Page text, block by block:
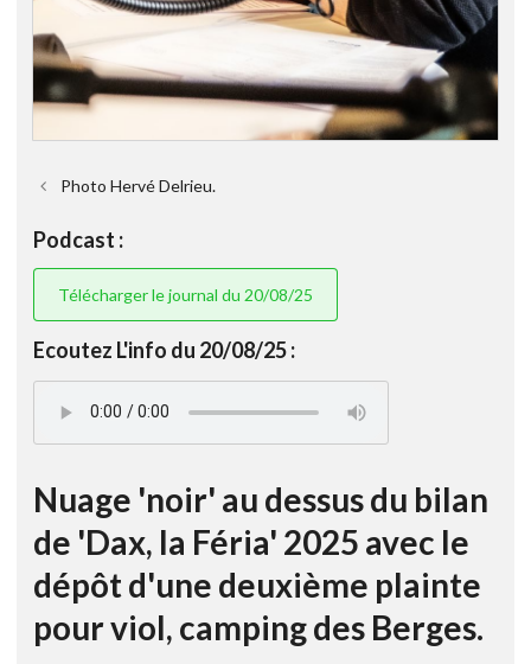
Photo Hervé Delrieu.
Podcast :
Télécharger le journal du 20/08/25
Ecoutez L'info du 20/08/25 :
Nuage 'noir' au dessus du bilan
de 'Dax, la Féria' 2025 avec le
dépôt d'une deuxième plainte
pour viol, camping des Berges.